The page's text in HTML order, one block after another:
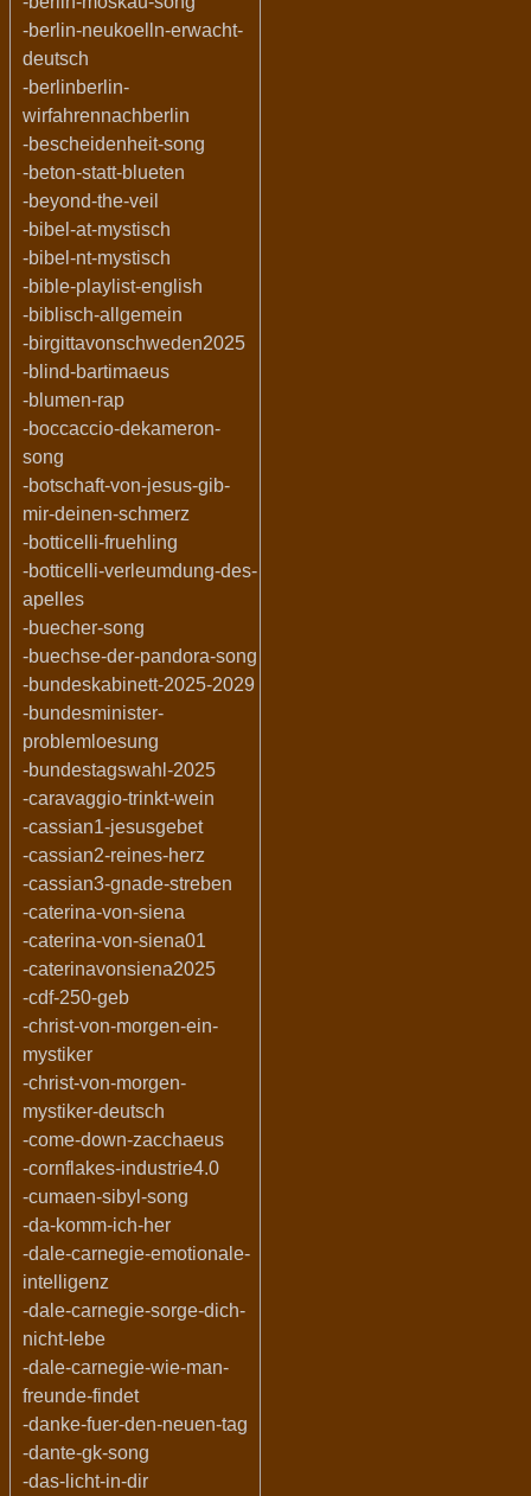
-berlin-neukoelln-erwacht-
deutsch
-berlinberlin-
wirfahrennachberlin
-bescheidenheit-song
-beton-statt-blueten
-beyond-the-veil
-bibel-at-mystisch
-bibel-nt-mystisch
-bible-playlist-english
-biblisch-allgemein
-birgittavonschweden2025
-blind-bartimaeus
-blumen-rap
-boccaccio-dekameron-
song
-botschaft-von-jesus-gib-
mir-deinen-schmerz
-botticelli-fruehling
-botticelli-verleumdung-des-
apelles
-buecher-song
-buechse-der-pandora-song
-bundeskabinett-2025-2029
-bundesminister-
problemloesung
-bundestagswahl-2025
-caravaggio-trinkt-wein
-cassian1-jesusgebet
-cassian2-reines-herz
-cassian3-gnade-streben
-caterina-von-siena
-caterina-von-siena01
-caterinavonsiena2025
-cdf-250-geb
-christ-von-morgen-ein-
mystiker
-christ-von-morgen-
mystiker-deutsch
-come-down-zacchaeus
-cornflakes-industrie4.0
-cumaen-sibyl-song
-da-komm-ich-her
-dale-carnegie-emotionale-
intelligenz
-dale-carnegie-sorge-dich-
nicht-lebe
-dale-carnegie-wie-man-
freunde-findet
-danke-fuer-den-neuen-tag
-dante-gk-song
-das-licht-in-dir